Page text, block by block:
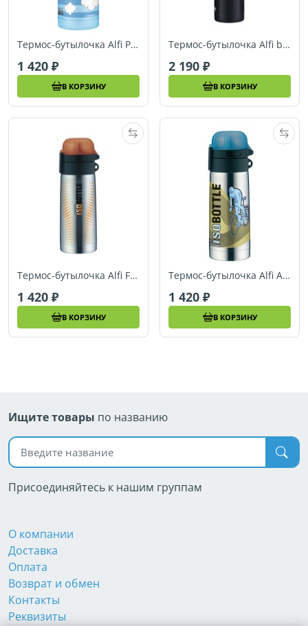
Термос-бутылочка Alfi Pitzelpatz Engel 0,35L
1 420
В КОРЗИНУ
Термос-бутылочка Alfi born to be wild 0,5L
2 190
В КОРЗИНУ
Термос-бутылочка Alfi Flow orange/Edelstahl 0,35L
1 420
В КОРЗИНУ
Термос-бутылочка Alfi Active Bike 0,35L
1 420
В КОРЗИНУ
Ищите товары по названию
Поиск по названию
Присоединяйтесь к нашим группам
О компании
Доставка
Оплата
Возврат и обмен
Контакты
Реквизиты